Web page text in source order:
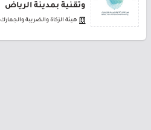
وتقنية بمدينة الرياض
هيئة الزكاة والضريبة والجمارك